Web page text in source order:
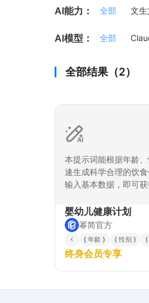
AI能力： 全部 文生
AI模型： 全部
全部结果（2）
本提示词能根据年龄
速生成科学合理的饮
输入基本数据，即可
案，适用于0-6岁婴幼
手父母或托幼机构工
解决育儿规划难题，节
子健康成长，确保方案
婴幼儿健康计划
幂简官方
{ 年龄 } { 性别 } {
终身会员专享